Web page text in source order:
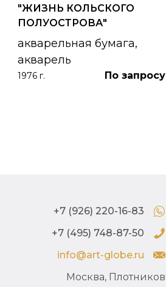
"ЖИЗНЬ КОЛЬСКОГО
ПОЛУОСТРОВА"
акварельная бумага,
акварель
1976 г. По запросу
+7 (926) 220-16-83
+7 (495) 748-87-50
info@art-globe.ru
Москва, Плотников